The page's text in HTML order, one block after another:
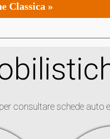
Classica »
consultare schede auto